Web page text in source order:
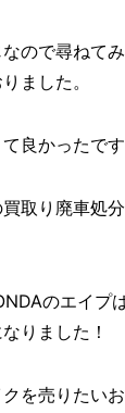
ので尋ねて
ました。
良かったで
取り廃車処
のエイプ
りました！
を売りたい